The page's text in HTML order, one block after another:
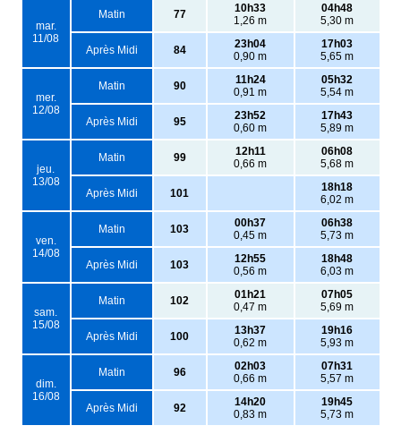
mar.
11/08
Matin 77
10h33
1,26 m
04h48
5,30 m
Après Midi 84
23h04
0,90 m
17h03
5,65 m
mer.
12/08
Matin 90
11h24
0,91 m
05h32
5,54 m
Après Midi 95
23h52
0,60 m
17h43
5,89 m
jeu.
13/08
Matin 99
12h11
0,66 m
06h08
5,68 m
Après Midi 101
18h18
6,02 m
ven.
14/08
Matin 103
00h37
0,45 m
06h38
5,73 m
Après Midi 103
12h55
0,56 m
18h48
6,03 m
sam.
15/08
Matin 102
01h21
0,47 m
07h05
5,69 m
Après Midi 100
13h37
0,62 m
19h16
5,93 m
dim.
16/08
Matin 96
02h03
0,66 m
07h31
5,57 m
Après Midi 92
14h20
0,83 m
19h45
5,73 m